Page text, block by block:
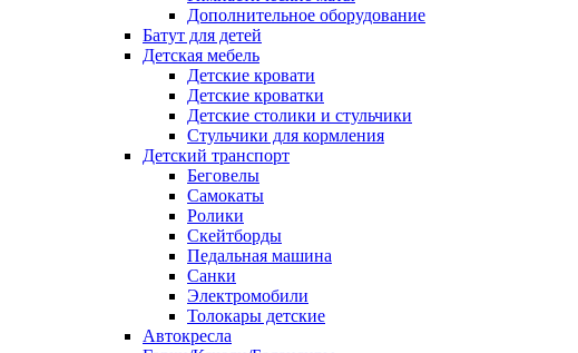
Дополнительное оборудование
Батут для детей
Детская мебель
Детские кровати
Детские кроватки
Детские столики и стульчики
Стульчики для кормления
Детский транспорт
Беговелы
Самокаты
Ролики
Скейтборды
Педальная машина
Санки
Электромобили
Толокары детские
Автокресла